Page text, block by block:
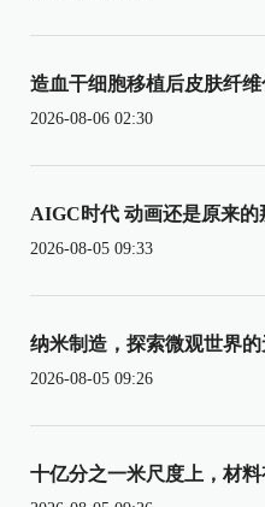
造血干细胞移植后皮肤纤
2026-08-06 02:30
AIGC时代 动画还是原来的
2026-08-05 09:33
纳米制造，探索微观世界
2026-08-05 09:26
十亿分之一米尺度上，材